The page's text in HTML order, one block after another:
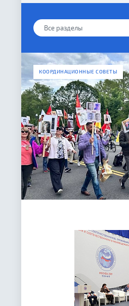
Все разделы
КООРДИНАЦИОННЫЕ СОВЕТЫ